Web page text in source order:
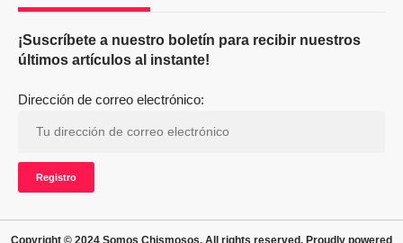
¡Suscríbete a nuestro boletín para recibir nuestros
últimos artículos al instante!
Dirección de correo electrónico:
Copyright © 2024 Somos Chismosos. All rights reserved. Proudly powered